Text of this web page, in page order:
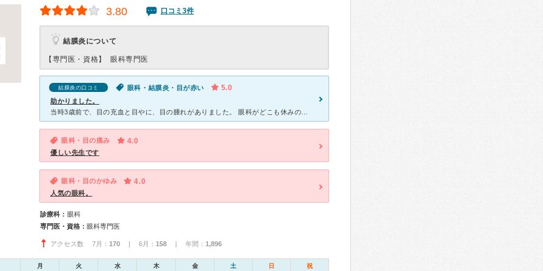
3.80 口コミ3件
結膜炎について
【専門医・資格】 眼科専門医
結膜炎の口コミ 眼科・結膜炎・目が赤い 5.0
助かりました。
眼科・目の痛み 4.0
優しい先生です
眼科・目のかゆみ 4.0
人気の眼科。
診療科： 眼科
専門医・資格： 眼科専門医
アクセス数 7月： 170 | 6月： 158 | 年間： 1,896
月 火 水 木 金 土 日 祝